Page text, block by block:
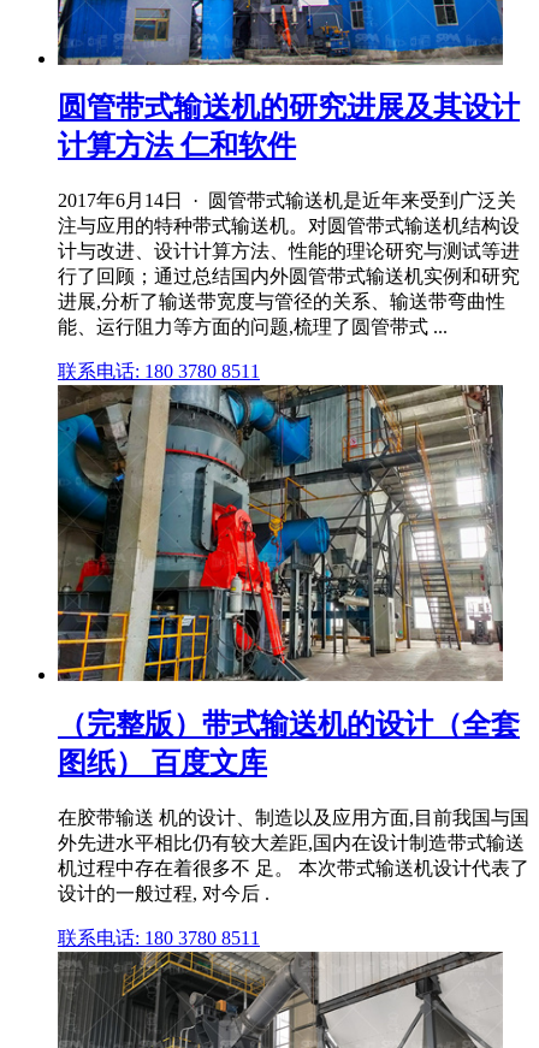
圆管带式输送机的研究进展及其设计
计算方法 仁和软件
2017年6月14日 · 圆管带式输送机是近年来受到广泛关
注与应用的特种带式输送机。对圆管带式输送机结构设
计与改进、设计计算方法、性能的理论研究与测试等进
行了回顾；通过总结国内外圆管带式输送机实例和研究
进展,分析了输送带宽度与管径的关系、输送带弯曲性
能、运行阻力等方面的问题,梳理了圆管带式 ...
联系电话: 180 3780 8511
（完整版）带式输送机的设计（全套
图纸） 百度文库
在胶带输送 机的设计、制造以及应用方面,目前我国与国
外先进水平相比仍有较大差距,国内在设计制造带式输送
机过程中存在着很多不 足。 本次带式输送机设计代表了
设计的一般过程, 对今后 .
联系电话: 180 3780 8511